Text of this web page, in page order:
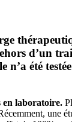
d’un
été
en laboratoire.
une